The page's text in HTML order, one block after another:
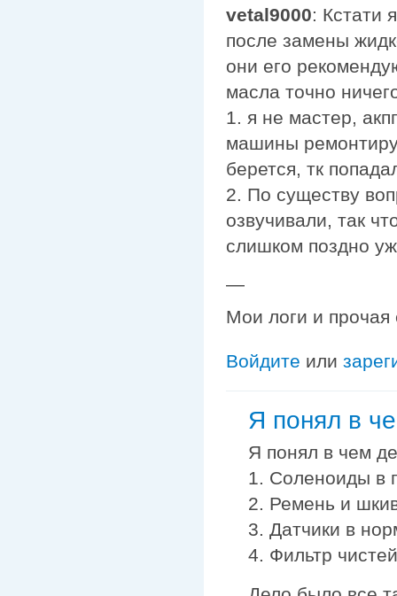
vetal9000: Кстати
после замены
они его
масла точно
1. я не мастер,
машины
берется, тк
2. По существу
озвучивали, так
слишком поздно
—
Мои логи и
Войдите или
Я понял в
Я понял в чем
1. Соленоиды в
2. Ремень и
3. Датчики в
4. Фильтр